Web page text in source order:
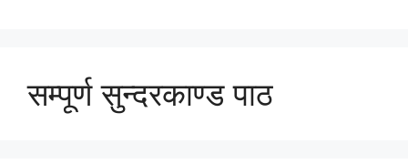
सम्पूर्ण सुन्दरकाण्ड पाठ